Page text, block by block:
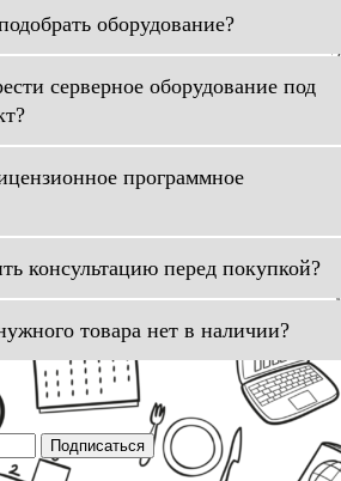
оборудование?
серверное оборудование под
программное
консультацию перед покупкой?
товара нет в наличии?
Подписаться